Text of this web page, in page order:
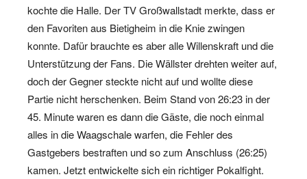
kochte die Halle. Der TV Großwallstadt merkte, dass er
den Favoriten aus Bietigheim in die Knie zwingen
konnte. Dafür brauchte es aber alle Willenskraft und die
Unterstützung der Fans. Die Wällster drehten weiter auf,
doch der Gegner steckte nicht auf und wollte diese
Partie nicht herschenken. Beim Stand von 26:23 in der
45. Minute waren es dann die Gäste, die noch einmal
alles in die Waagschale warfen, die Fehler des
Gastgebers bestraften und so zum Anschluss (26:25)
kamen. Jetzt entwickelte sich ein richtiger Pokalfight.